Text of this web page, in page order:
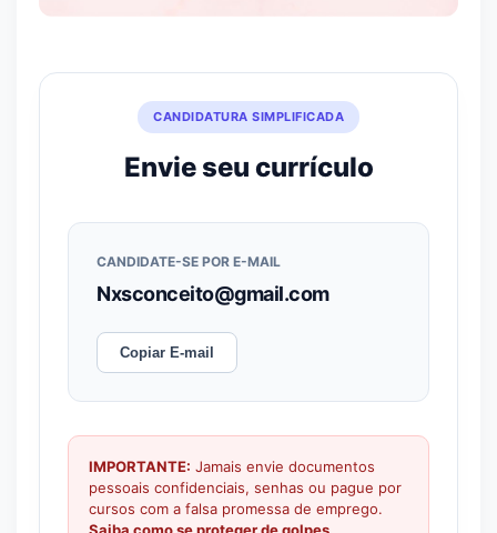
CANDIDATURA SIMPLIFICADA
Envie seu currículo
CANDIDATE-SE POR E-MAIL
Nxsconceito@gmail.com
Copiar E-mail
IMPORTANTE: Jamais envie documentos
pessoais confidenciais, senhas ou pague por
cursos com a falsa promessa de emprego.